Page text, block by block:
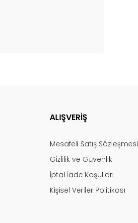
ALIŞVERİŞ
Mesafeli Satış Sözleşmesi
Gizlilik ve Güvenlik
İptal İade Koşullari
Kişisel Veriler Politikası